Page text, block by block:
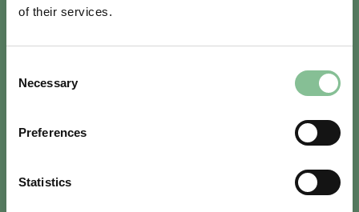
of their services.
Selection
Necessary
Preferences
Statistics
DACHGARTEN
Auf unserer Dachterrasse lässt es sich gut
ein Getränk genießen, während sich die
Kinder vergnügen – was will man mehr?